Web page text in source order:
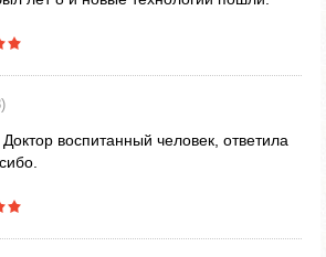
воспитанный человек, ответила